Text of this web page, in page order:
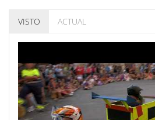
VISTO ACTUAL